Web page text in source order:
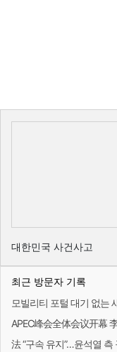
대한민국 사건사고
최근 방문자 기록
모빌리티 포털 대기 없는
APEC峰会全体会议开幕
法 “구속 유지”…윤석열